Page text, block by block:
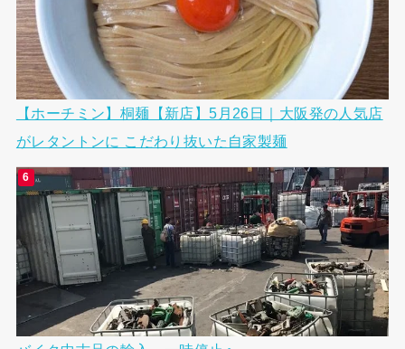
【ホーチミン】桐麺【新店】5月26日｜大阪発の人気店
がレタントンに こだわり抜いた自家製麺